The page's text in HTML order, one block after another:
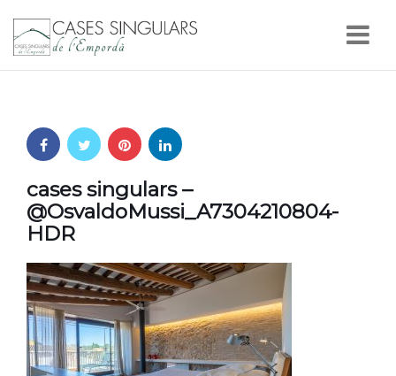
cases singulars –
@OsvaldoMussi_A7304210804-
HDR